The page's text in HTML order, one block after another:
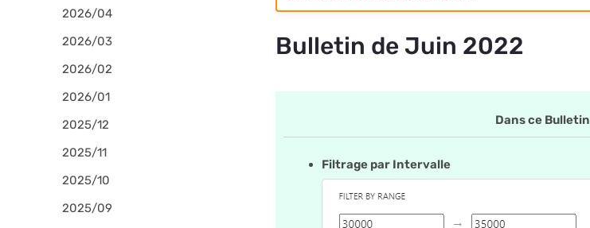
2026/04
2026/03
2026/02
2026/01
2025/12
2025/11
2025/10
2025/09
Bulletin de Juin 2022
Dans ce Bulletin
Filtrage par Intervalle